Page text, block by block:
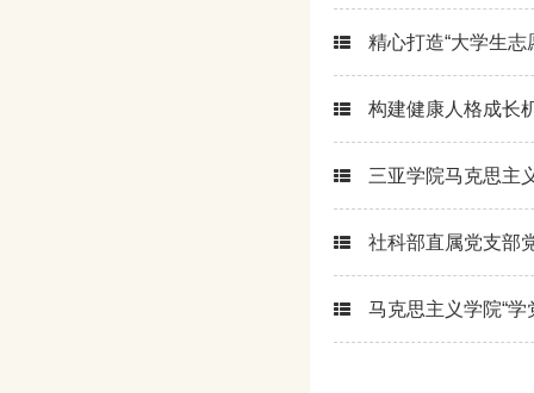
精心打造“大学生
构建健康人格成长
三亚学院马克思主
社科部直属党支部
马克思主义学院“